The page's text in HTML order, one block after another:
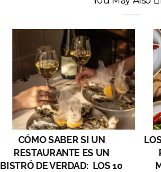
CÓMO SABER SI UN
RESTAURANTE ES UN
BISTRÓ DE VERDAD: LOS 10